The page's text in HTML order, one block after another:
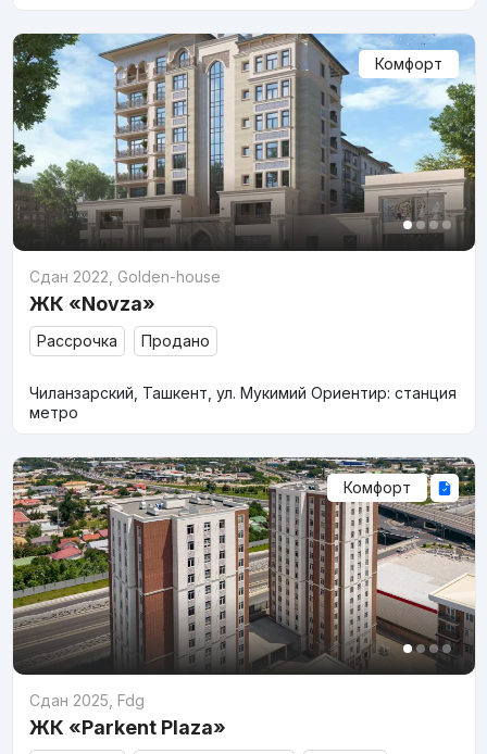
Комфорт
Сдан 2022 Golden-house
ЖК «Novza»
Рассрочка Продано
Чиланзарский, Ташкент, ул. Мукимий Ориентир: станция
метро
Комфорт
Сдан 2025 Fdg
ЖК «Parkent Plaza»